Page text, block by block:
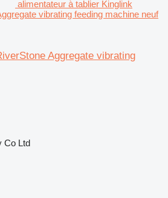
alimentateur à tablier Kinglink
vibrating feeding machine neuf
Aggregate vibrating
Co Ltd